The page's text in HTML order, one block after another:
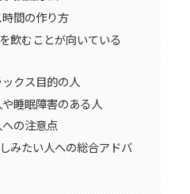
間の作り方
飲むことが向いている
クス目的の人
睡眠障害のある人
の注意点
みたい人への総合アドバ